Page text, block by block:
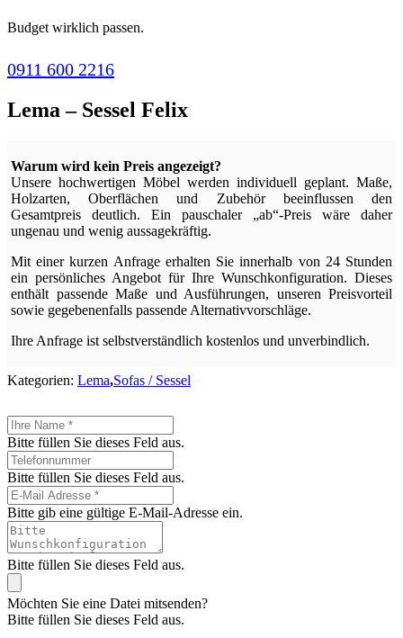
Budget wirklich passen.
0911 600 2216
Lema – Sessel Felix
Warum wird kein Preis angezeigt?
Unsere hochwertigen Möbel werden individuell geplant. Maße,
Holzarten, Oberflächen und Zubehör beeinflussen den
Gesamtpreis deutlich. Ein pauschaler „ab“-Preis wäre daher
ungenau und wenig aussagekräftig.
Mit einer kurzen Anfrage erhalten Sie innerhalb von 24 Stunden
ein persönliches Angebot für Ihre Wunschkonfiguration. Dieses
enthält passende Maße und Ausführungen, unseren Preisvorteil
sowie gegebenenfalls passende Alternativvorschläge.
Ihre Anfrage ist selbstverständlich kostenlos und unverbindlich.
Kategorien: Lema,Sofas / Sessel
Bitte füllen Sie dieses Feld aus.
Bitte füllen Sie dieses Feld aus.
Bitte gib eine gültige E-Mail-Adresse ein.
Bitte füllen Sie dieses Feld aus.
Möchten Sie eine Datei mitsenden?
Bitte füllen Sie dieses Feld aus.